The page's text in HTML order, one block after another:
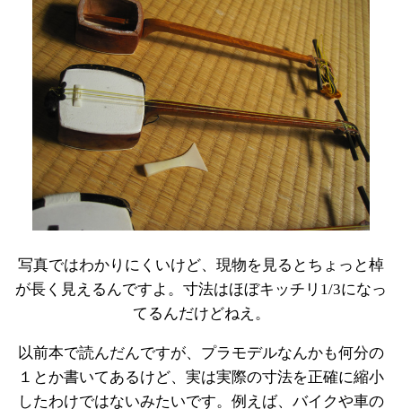
写真ではわかりにくいけど、現物を見るとちょっと棹
が長く見えるんですよ。寸法はほぼキッチリ1/3になっ
てるんだけどねえ。
以前本で読んだんですが、プラモデルなんかも何分の
１とか書いてあるけど、実は実際の寸法を正確に縮小
したわけではないみたいです。例えば、バイクや車の